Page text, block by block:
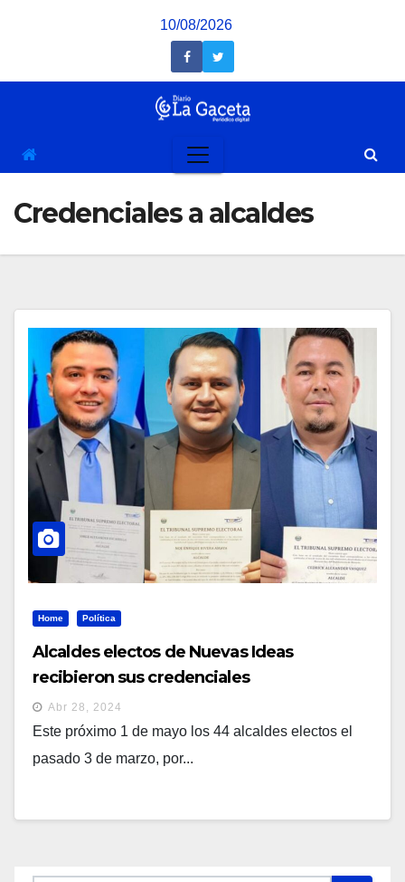
10/08/2026
Credenciales a alcaldes
Home Política
Alcaldes electos de Nuevas Ideas
recibieron sus credenciales
Abr 28, 2024
Este próximo 1 de mayo los 44 alcaldes electos el
pasado 3 de marzo, por...